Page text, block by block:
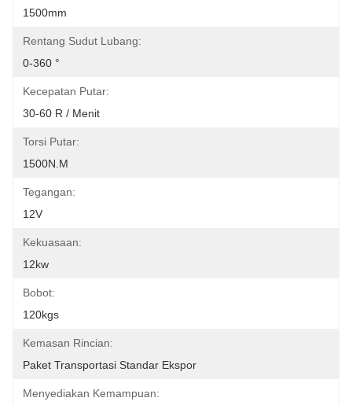
1500mm
Rentang Sudut Lubang:
0-360 °
Kecepatan Putar:
30-60 R / Menit
Torsi Putar:
1500N.M
Tegangan:
12V
Kekuasaan:
12kw
Bobot:
120kgs
Kemasan Rincian:
Paket Transportasi Standar Ekspor
Menyediakan Kemampuan: